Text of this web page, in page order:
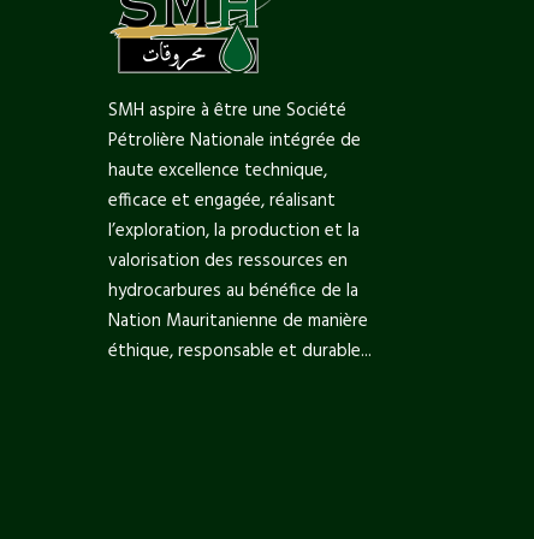
SMH aspire à être une Société
Pétrolière Nationale intégrée de
haute excellence technique,
efficace et engagée, réalisant
l’exploration, la production et la
valorisation des ressources en
hydrocarbures au bénéfice de la
Nation Mauritanienne de manière
éthique, responsable et durable...